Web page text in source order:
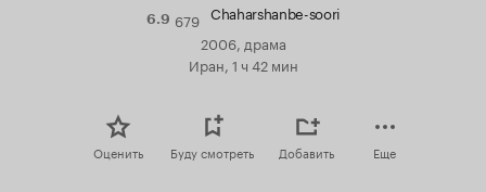
6.9Рейтинг
Кинопоиска
679 Chaharshanbe-soori
2006, драма
Иран, 1 ч 42 мин
Оценить Буду смотреть Добавить Еще